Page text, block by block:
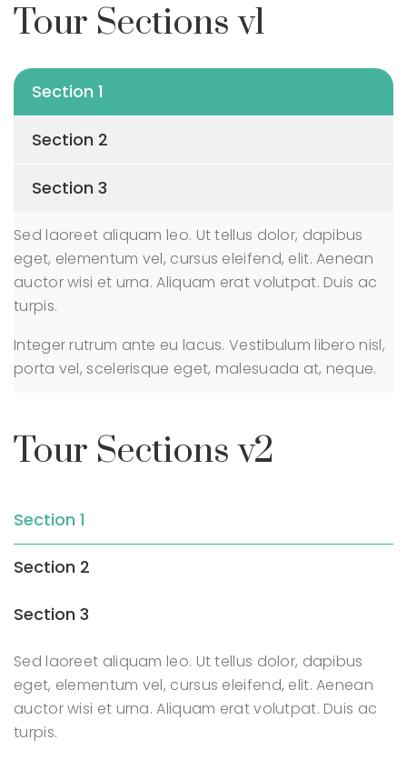
Tour Sections v1
Section 1
Section 2
Section 3
Sed laoreet aliquam leo. Ut tellus dolor, dapibus
eget, elementum vel, cursus eleifend, elit. Aenean
auctor wisi et urna. Aliquam erat volutpat. Duis ac
turpis.
Integer rutrum ante eu lacus. Vestibulum libero nisl,
porta vel, scelerisque eget, malesuada at, neque.
Tour Sections v2
Section 1
Section 2
Section 3
Sed laoreet aliquam leo. Ut tellus dolor, dapibus
eget, elementum vel, cursus eleifend, elit. Aenean
auctor wisi et urna. Aliquam erat volutpat. Duis ac
turpis.